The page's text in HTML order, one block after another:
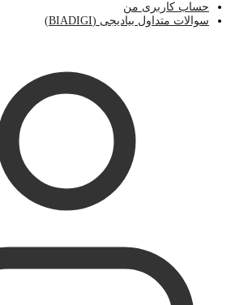
حساب کاربری من
سوالات متداول بیادیجی (BIADIGI)